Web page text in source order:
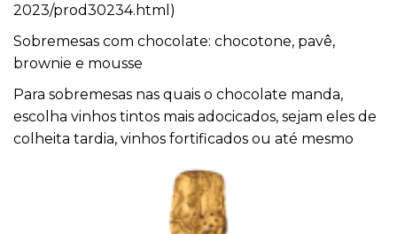
2023/prod30234.html )
Sobremesas com chocolate: chocotone, pavê,
brownie e mousse
Para sobremesas nas quais o chocolate manda,
escolha vinhos tintos mais adocicados, sejam eles de
colheita tardia, vinhos fortificados ou até mesmo